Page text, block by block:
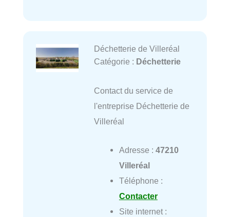
Déchetterie de Villeréal
Catégorie : Déchetterie
Contact du service de
l'entreprise Déchetterie de
Villeréal
Adresse : 47210
Villeréal
Téléphone :
Contacter
Site internet :